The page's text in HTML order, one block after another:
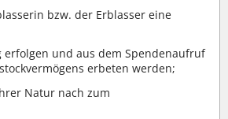
bzw. der Erblasser eine
und aus dem Spendenaufruf
erbeten werden;
Natur nach zum